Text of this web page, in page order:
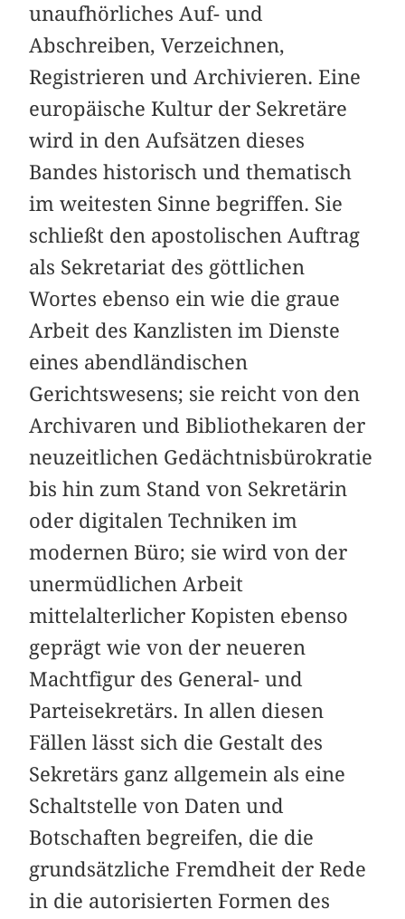
unaufhörliches Auf- und
Abschreiben, Verzeichnen,
Registrieren und Archivieren. Eine
europäische Kultur der Sekretäre
wird in den Aufsätzen dieses
Bandes historisch und thematisch
im weitesten Sinne begriffen. Sie
schließt den apostolischen Auftrag
als Sekretariat des göttlichen
Wortes ebenso ein wie die graue
Arbeit des Kanzlisten im Dienste
eines abendländischen
Gerichtswesens; sie reicht von den
Archivaren und Bibliothekaren der
neuzeitlichen Gedächtnisbürokratie
bis hin zum Stand von Sekretärin
oder digitalen Techniken im
modernen Büro; sie wird von der
unermüdlichen Arbeit
mittelalterlicher Kopisten ebenso
geprägt wie von der neueren
Machtfigur des General- und
Parteisekretärs. In allen diesen
Fällen lässt sich die Gestalt des
Sekretärs ganz allgemein als eine
Schaltstelle von Daten und
Botschaften begreifen, die die
grundsätzliche Fremdheit der Rede
in die autorisierten Formen des